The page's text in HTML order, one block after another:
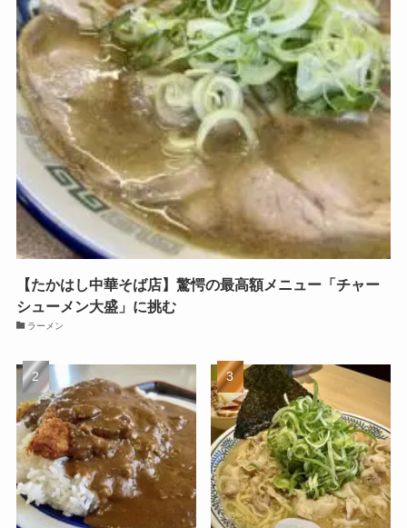
【たかはし中華そば店】驚愕の最高額メニュー「チャー
シューメン大盛」に挑む
ラーメン